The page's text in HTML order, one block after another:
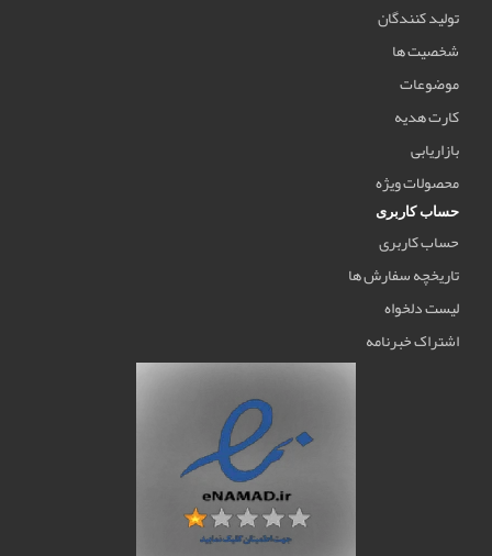
تولید کنندگان
شخصیت ها
موضوعات
کارت هدیه
بازاریابی
محصولات ویژه
حساب کاربری
حساب کاربری
تاریخچه سفارش ها
لیست دلخواه
اشتراک خبرنامه